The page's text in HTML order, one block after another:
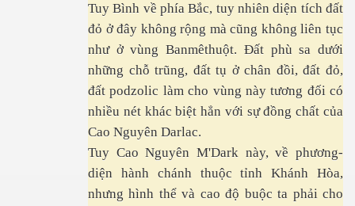
Tuy Bình về phía Bắc, tuy nhiên diện tích đất
đỏ ở đây không rộng mà cũng không liên tục
như ở vùng Banmêthuột. Đất phù sa dưới
những chỗ trũng, đất tụ ở chân đồi, đất đỏ,
đất podzolic làm cho vùng này tương đối có
nhiều nét khác biệt hẳn với sự đồng chất của
Cao Nguyên Darlac.
Tuy Cao Nguyên M'Dark này, về phương-
diện hành chánh thuộc tỉnh Khánh Hòa,
nhưng hình thể và cao độ buộc ta phải cho